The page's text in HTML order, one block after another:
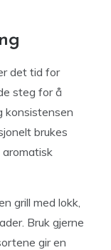
det tid for
steg for å
konsistensen
brukes
grill med lokk,
Bruk gjerne
gir en